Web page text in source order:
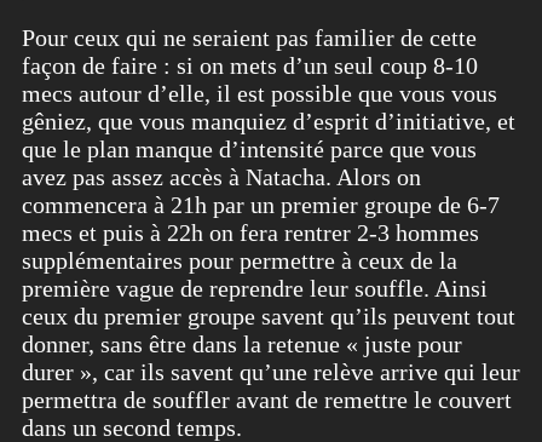
Pour ceux qui ne seraient pas familier de cette
façon de faire : si on mets d’un seul coup 8-10
mecs autour d’elle, il est possible que vous vous
gêniez, que vous manquiez d’esprit d’initiative, et
que le plan manque d’intensité parce que vous
avez pas assez accès à Natacha. Alors on
commencera à 21h par un premier groupe de 6-7
mecs et puis à 22h on fera rentrer 2-3 hommes
supplémentaires pour permettre à ceux de la
première vague de reprendre leur souffle. Ainsi
ceux du premier groupe savent qu’ils peuvent tout
donner, sans être dans la retenue « juste pour
durer », car ils savent qu’une relève arrive qui leur
permettra de souffler avant de remettre le couvert
dans un second temps.